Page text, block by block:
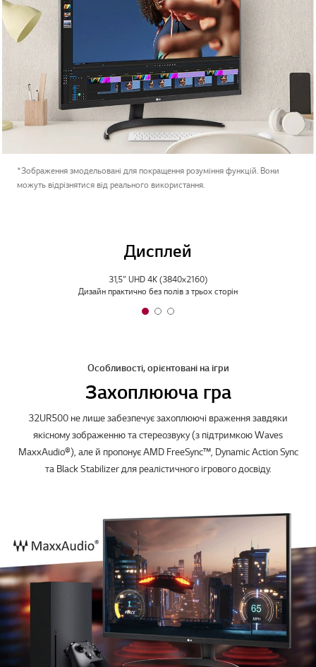
*Зображення змодельовані для покращення розуміння функцій. Вони
можуть відрізнятися від реального використання.
Дисплей
31,5” UHD 4K (3840x2160)
Дизайн практично без полів з трьох сторін
Особливості, орієнтовані на ігри
Захоплююча гра
32UR500 не лише забезпечує захоплюючі враження завдяки
якісному зображенню та стереозвуку (з підтримкою Waves
MaxxAudio®), але й пропонує AMD FreeSync™, Dynamic Action Sync
та Black Stabilizer для реалістичного ігрового досвіду.